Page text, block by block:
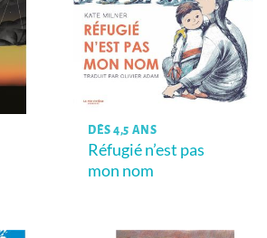
DÈS 4,5 ANS
Réfugié n’est pas
mon nom